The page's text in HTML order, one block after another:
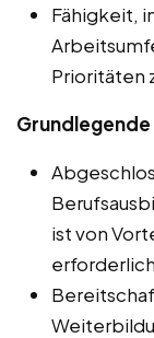
Fähigkeit,
Prioritäten
Grundlegende
ist von